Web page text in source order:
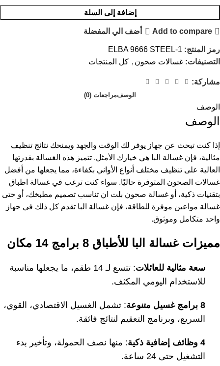
إضافة إلى السلة
Add to compare أضف الي المفضلة
رمز المنتج: ELBA 9666 STEEL-1
التصنيفات: غسالات صحون , كل المنتجات
مشاركة:
الوصفمراجعات (0)
الوصف
الوصف
إذا كنت تبحث عن جهاز يوفر لك الوقت والجهد ويمنحك نتائج تنظيف
مثالية، فإن غسالة البا هي خيارك الأمثل. تتميز هذه الغسالة بقدرتها
العالية على تنظيف مختلف أنواع الأواني بكفاءة، مما يجعلها من أفضل
غسالات الصحون المتوفرة حاليًا. سواء كنت ترغب في غسالة اطباق
بتقنيات ذكية، أو غسالة صحون بلت ان تناسب تصميم مطبخك، أو حتى
غسالة مواعين موفرة للطاقة، فإن غسالة البا تقدم كل ذلك في جهاز
واحد متكامل وموثوق.
مميزات غسالة البا للأطباق 8 برامج 14 مكان
سعة مثالية للعائلات
: تتسع لـ 14 طقم، ما يجعلها مناسبة
للاستخدام اليومي المكثف.
8 برامج غسيل متنوعة
: تشمل الغسيل الاقتصادي، القوي،
السريع، وبرنامج التعقيم لنتائج فائقة.
4 وظائف إضافية ذكية
: منها نصف الحمولة، وتأخير بدء
التشغيل حتى 24 ساعة.